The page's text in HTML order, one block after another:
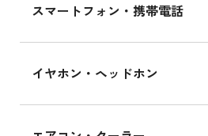
スマートフォン・携帯電話
イヤホン・ヘッドホン